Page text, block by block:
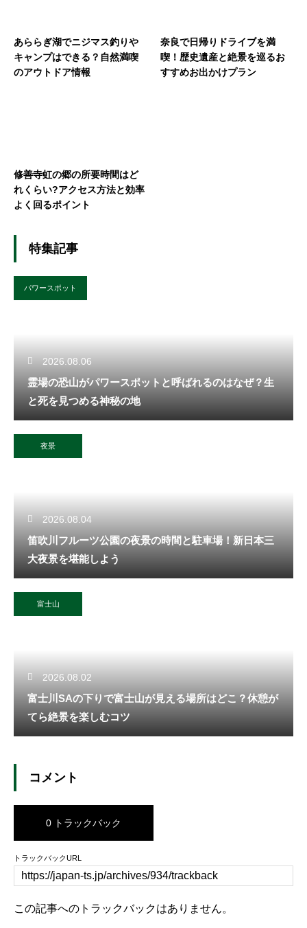
あららぎ湖でニジマス釣りや
キャンプはできる？自然満喫
のアウトドア情報
奈良で日帰りドライブを満
喫！歴史遺産と絶景を巡るお
すすめお出かけプラン
修善寺虹の郷の所要時間はど
れくらい?アクセス方法と効率
よく回るポイント
特集記事
パワースポット
2026.08.06
霊場の恐山がパワースポットと呼ばれるのはなぜ？生
と死を見つめる神秘の地
夜景
2026.08.04
笛吹川フルーツ公園の夜景の時間と駐車場！新日本三
大夜景を堪能しよう
富士山
2026.08.02
富士川SAの下りで富士山が見える場所はどこ？休憩が
てら絶景を楽しむコツ
コメント
0 トラックバック
トラックバックURL
この記事へのトラックバックはありません。